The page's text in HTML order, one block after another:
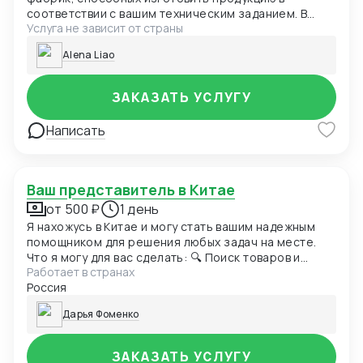
соответствии с вашим техническим заданием. В
рамках услуги мы: 1. Анализируем специфику вашего
ТЗ (материалы, технология, сложность). 2.
Формируем пул подходящих производственных
мощностей. 3. Запрашиваем коммерческие
предложения с разбивкой по ценам и условиям. 4.
Предоставляем вам сводный отчет: сравнение
стоимости, сроков, минимальных партий и условий
сотрудничества.
Услуга не зависит от страны
Alena Liao
Написать
ЗАКАЗАТЬ УСЛУГУ
Ваш представитель в Китае
от 500 ₽ 1 день
Я нахожусь в Китае и могу стать вашим надежным
помощником для решения любых задач на месте.
Что я могу для вас сделать: 🔍 Поиск товаров и
поставщиков по вашим критериям. 🏭 Проверка
качества и условий производства — фото- и
видеоотчет. 📦 Организация доставки в Россию и
другие страны. 🤝 Переговоры с китайскими
партнерами на русском, английском или китайском.
🛍 Закупка товаров офлайн на рынках и фабриках. 🗂
Работает в странах
Россия
Дарья Фоменко
ЗАКАЗАТЬ УСЛУГУ